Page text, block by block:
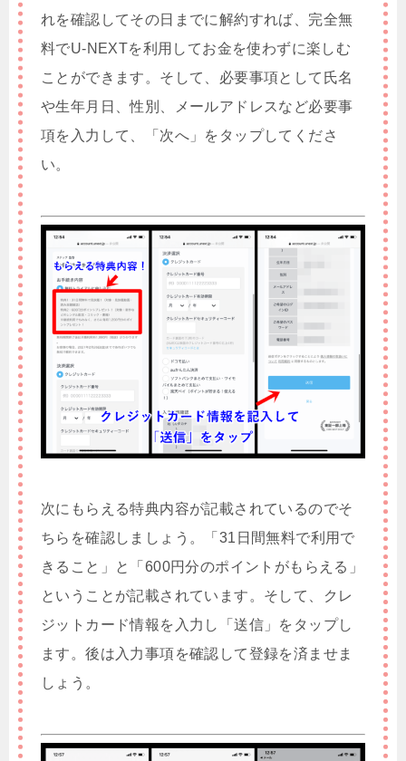
れを確認してその日までに解約すれば、完全無
料でU-NEXTを利用してお金を使わずに楽しむ
ことができます。そして、必要事項として氏名
や生年月日、性別、メールアドレスなど必要事
項を入力して、「次へ」をタップしてくださ
い。
次にもらえる特典内容が記載されているのでそ
ちらを確認しましょう。「31日間無料で利用で
きること」と「600円分のポイントがもらえる」
ということが記載されています。そして、クレ
ジットカード情報を入力し「送信」をタップし
ます。後は入力事項を確認して登録を済ませま
しょう。